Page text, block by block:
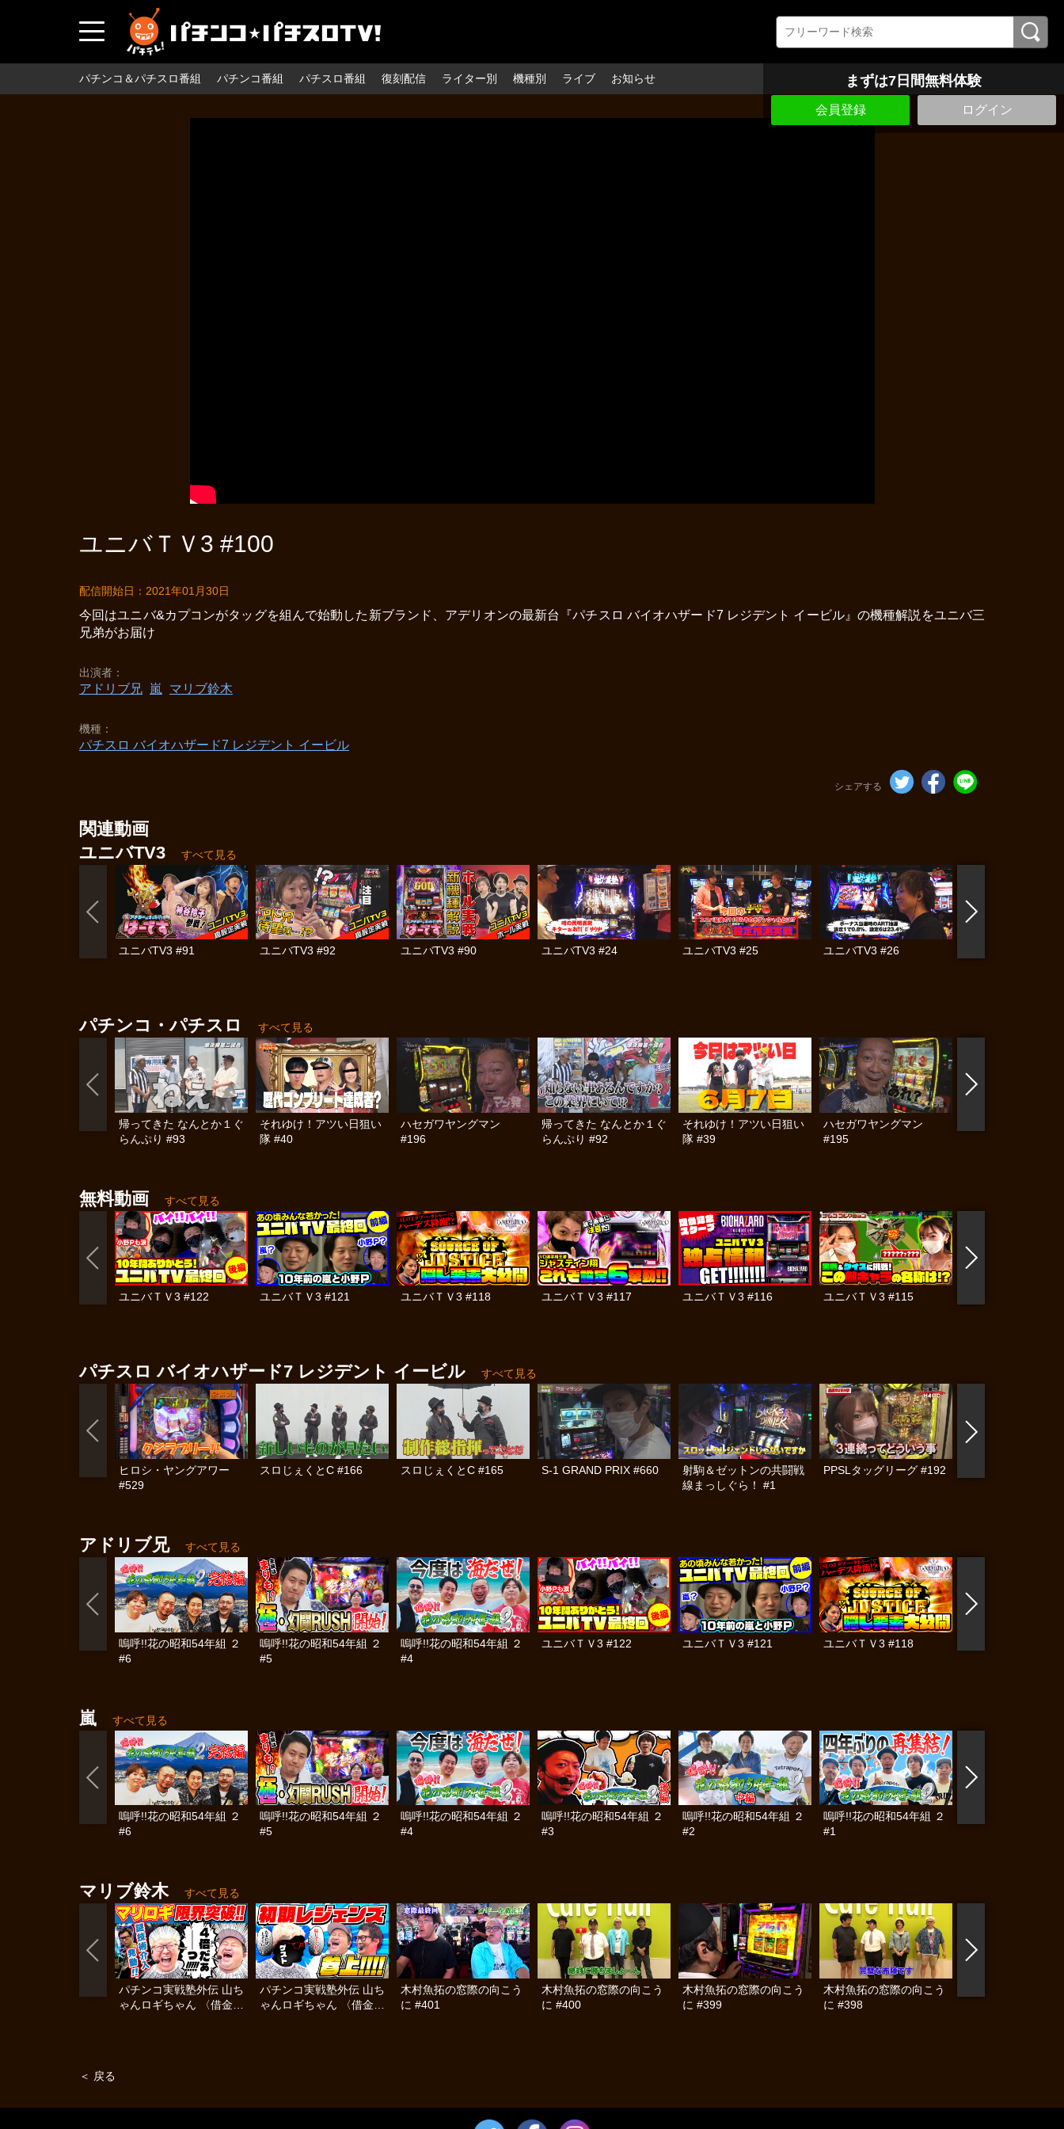
パチンコ＆パチスロ番組 パチンコ番組 パチスロ番組 復刻配信 ライター別 機種別 ライブ お知らせ まずは7日間無料体験
会員登録 ログイン
ユニバＴＶ3 #100
配信開始日：2021年01月30日
今回はユニバ&カプコンがタッグを組んで始動した新ブランド、アデリオンの最新台『パチスロ バイオハザード7 レジデント イービル』の機種解説をユニバ三
兄弟がお届け
出演者
アドリブ兄 嵐 マリブ鈴木
機種
パチスロ バイオハザード7 レジデント イービル
シェアする
関連動画
ユニバTV3
すべて見る
ユニバTV3 #91 ユニバTV3 #92 ユニバTV3 #90 ユニバTV3 #24 ユニバTV3 #25 ユニバTV3 #26
パチンコ・パチスロ すべて見る
帰ってきた なんとか１ぐ
らんぷり #93
それゆけ！アツい日狙い
隊 #40
ハセガワヤングマン
#196
帰ってきた なんとか１ぐ
らんぷり #92
それゆけ！アツい日狙い
隊 #39
ハセガワヤングマン
#195
無料動画 すべて見る
ユニバＴＶ3 #122 ユニバＴＶ3 #121 ユニバＴＶ3 #118 ユニバＴＶ3 #117 ユニバＴＶ3 #116 ユニバＴＶ3 #115
パチスロ バイオハザード7 レジデント イービル すべて見る
ヒロシ・ヤングアワー
#529
スロじぇくとC #166 スロじぇくとC #165 S-1 GRAND PRIX #660
射駒＆ゼットンの共闘戦
線まっしぐら！ #1
PPSLタッグリーグ #192
アドリブ兄 すべて見る
嗚呼!!花の昭和54年組 ２
#6
嗚呼!!花の昭和54年組 ２
#5
嗚呼!!花の昭和54年組 ２
#4
ユニバＴＶ3 #122 ユニバＴＶ3 #121 ユニバＴＶ3 #118
嵐 すべて見る
嗚呼!!花の昭和54年組 ２
#6
嗚呼!!花の昭和54年組 ２
#5
嗚呼!!花の昭和54年組 ２
#4
嗚呼!!花の昭和54年組 ２
#3
嗚呼!!花の昭和54年組 ２
#2
嗚呼!!花の昭和54年組 ２
#1
マリブ鈴木 すべて見る
パチンコ実戦塾外伝 山ち
ゃんロギちゃん 〈借金返
パチンコ実戦塾外伝 山ち
ゃんロギちゃん 〈借金返
木村魚拓の窓際の向こう
に #401
木村魚拓の窓際の向こう
に #400
木村魚拓の窓際の向こう
に #399
木村魚拓の窓際の向こう
に #398
＜ 戻る